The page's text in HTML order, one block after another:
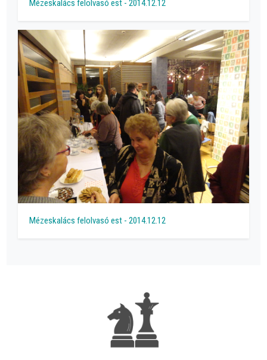
Mézeskalács felolvasó est - 2014.12.12
Mézeskalács felolvasó est - 2014.12.12